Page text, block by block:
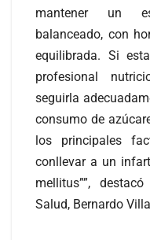
mantener un
balanceado, con
equilibrada. Si
profesional
seguirla
consumo de
los principales
conllevar a un
mellitus””,
Salud, Bernardo